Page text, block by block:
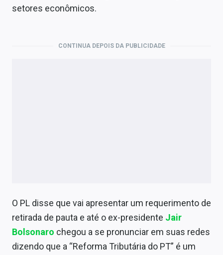
Política
setores econômicos.
CONTINUA DEPOIS DA PUBLICIDADE
O PL disse que vai apresentar um requerimento de
retirada de pauta e até o ex-presidente Jair
Bolsonaro chegou a se pronunciar em suas redes
dizendo que a “Reforma Tributária do PT” é um